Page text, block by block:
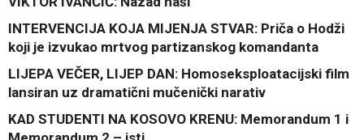
INTERVENCIJA KOJA MIJENJA STVAR: Priča o Hodži
koji je izvukao mrtvog partizanskog komandanta
LIJEPA VEČER, LIJEP DAN: Homoseksploatacijski film
lansiran uz dramatični mučenički narativ
KAD STUDENTI NA KOSOVO KRENU: Memorandum 1 i